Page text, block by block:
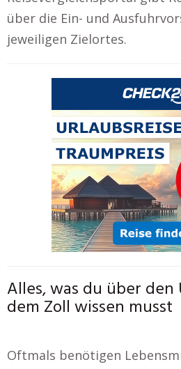
über die Ein- und
jeweiligen Zielortes.
Alles, was du über
dem Zoll wissen musst
Oftmals benötigen